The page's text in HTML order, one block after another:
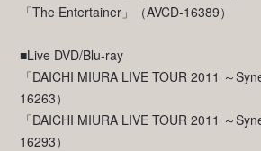
「The Entertainer」（AVCD-16389）
■Live DVD/Blu-ray
「DAICHI MIURA LIVE TOUR 2011 ～
16263）
「DAICHI MIURA LIVE TOUR 2011 ～
16293）